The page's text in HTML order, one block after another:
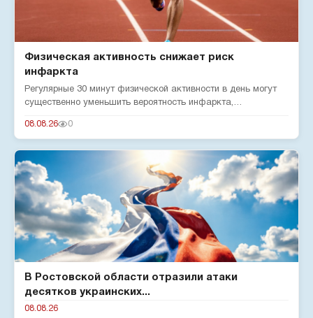
Физическая активность снижает риск
инфаркта
Регулярные 30 минут физической активности в день могут
существенно уменьшить вероятность инфаркта,
08.08.26 0
В Ростовской области отразили атаки
десятков украинских...
08.08.26